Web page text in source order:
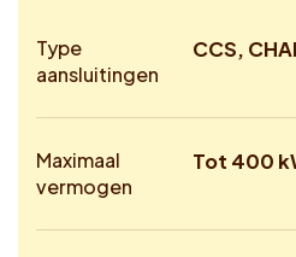
Type
aansluitingen
CCS,
Maximaal
vermogen
Tot 400